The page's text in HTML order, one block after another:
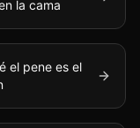
la cama
el pene es el